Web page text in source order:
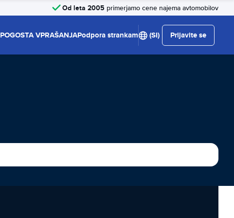
Od leta 2005 primerjamo cene najema avtomobilov
POGOSTA VPRAŠANJAPodpora strankam (SI) Prijavite se